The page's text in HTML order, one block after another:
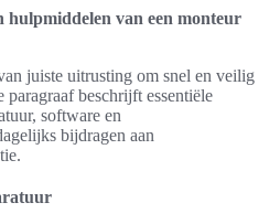
van een monteur
juiste uitrusting om snel en veilig
beschrijft essentiële
software en
bijdragen aan